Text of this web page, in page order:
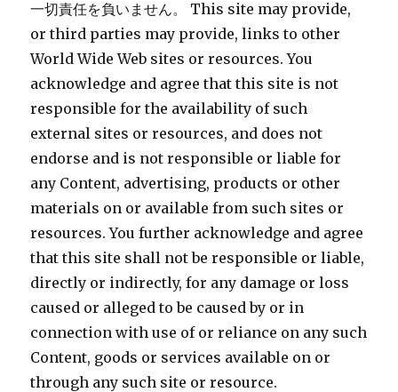
一切責任を負いません。 This site may provide,
or third parties may provide, links to other
World Wide Web sites or resources. You
acknowledge and agree that this site is not
responsible for the availability of such
external sites or resources, and does not
endorse and is not responsible or liable for
any Content, advertising, products or other
materials on or available from such sites or
resources. You further acknowledge and agree
that this site shall not be responsible or liable,
directly or indirectly, for any damage or loss
caused or alleged to be caused by or in
connection with use of or reliance on any such
Content, goods or services available on or
through any such site or resource.